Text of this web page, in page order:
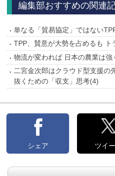
編集部おすすめの関連
単なる「貿易協定」ではない
TPP、賛意が大勢を占めるも ト
物流が変われば 日本の農業は強
二宮金次郎はクラウド型支援の
抜くための「収支」思考(4)
シェア ツイ